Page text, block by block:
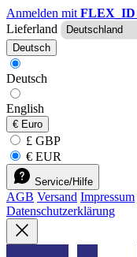
Anmelden mit FLEX_ID
Lieferland
Deutsch
Deutsch
English
€ Euro
£ GBP
€ EUR
Service/Hilfe
AGB Versand Impressum
Datenschutzerklärung